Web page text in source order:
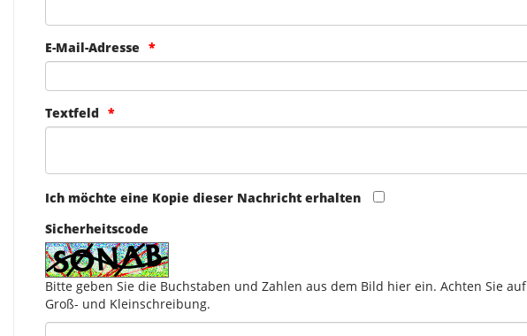
E-Mail-Adresse
Textfeld
Ich möchte eine Kopie dieser Nachricht erhalten
Sicherheitscode
Bitte geben Sie die Buchstaben und Zahlen aus dem Bild hier ein. Achten Sie auf
Groß- und Kleinschreibung.